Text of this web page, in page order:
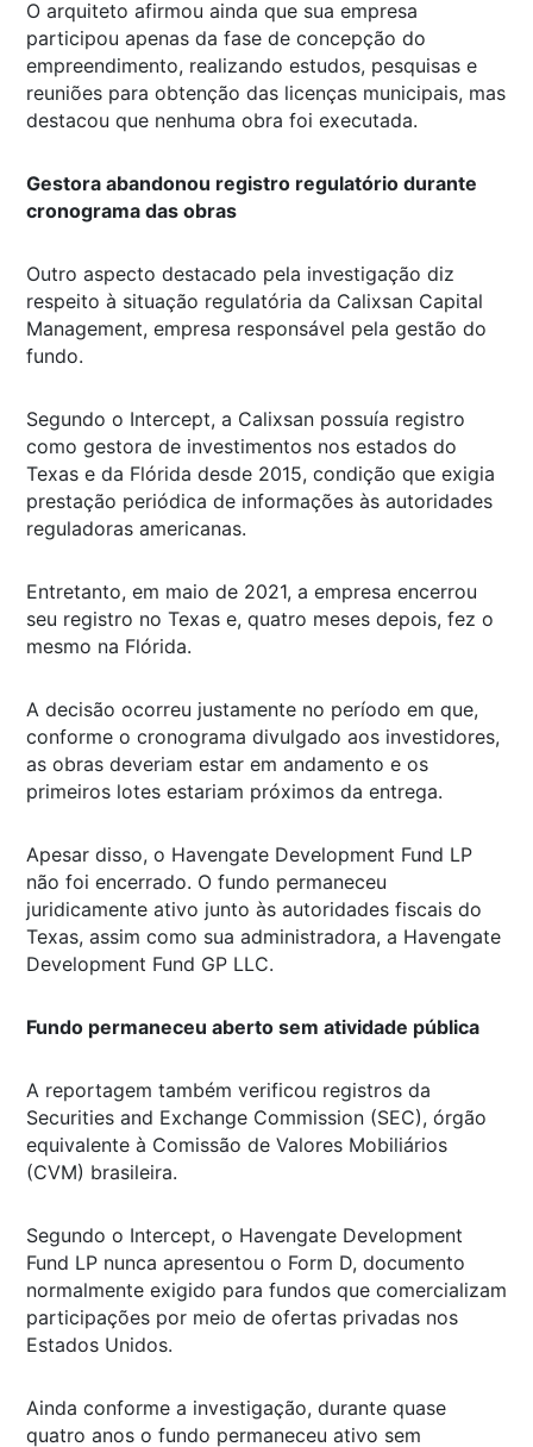
O arquiteto afirmou ainda que sua empresa
participou apenas da fase de concepção do
empreendimento, realizando estudos, pesquisas e
reuniões para obtenção das licenças municipais, mas
destacou que nenhuma obra foi executada.
Gestora abandonou registro regulatório durante
cronograma das obras
Outro aspecto destacado pela investigação diz
respeito à situação regulatória da Calixsan Capital
Management, empresa responsável pela gestão do
fundo.
Segundo o Intercept, a Calixsan possuía registro
como gestora de investimentos nos estados do
Texas e da Flórida desde 2015, condição que exigia
prestação periódica de informações às autoridades
reguladoras americanas.
Entretanto, em maio de 2021, a empresa encerrou
seu registro no Texas e, quatro meses depois, fez o
mesmo na Flórida.
A decisão ocorreu justamente no período em que,
conforme o cronograma divulgado aos investidores,
as obras deveriam estar em andamento e os
primeiros lotes estariam próximos da entrega.
Apesar disso, o Havengate Development Fund LP
não foi encerrado. O fundo permaneceu
juridicamente ativo junto às autoridades fiscais do
Texas, assim como sua administradora, a Havengate
Development Fund GP LLC.
Fundo permaneceu aberto sem atividade pública
A reportagem também verificou registros da
Securities and Exchange Commission (SEC), órgão
equivalente à Comissão de Valores Mobiliários
(CVM) brasileira.
Segundo o Intercept, o Havengate Development
Fund LP nunca apresentou o Form D, documento
normalmente exigido para fundos que comercializam
participações por meio de ofertas privadas nos
Estados Unidos.
Ainda conforme a investigação, durante quase
quatro anos o fundo permaneceu ativo sem